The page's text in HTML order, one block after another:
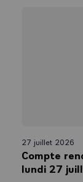
27 juillet 2026
Compte
lundi 27